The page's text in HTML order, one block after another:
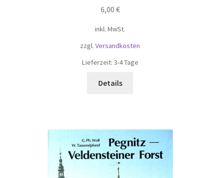
6,00 €
inkl. MwSt.
zzgl. Versandkosten
Lieferzeit: 3-4 Tage
Details